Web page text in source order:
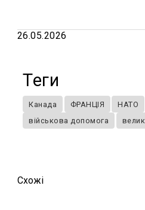
26.05.2026
Теги
Канада ФРАНЦІЯ НАТО
військова допомога
Схожi